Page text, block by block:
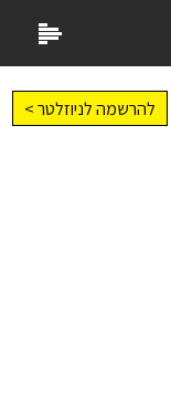
להרשמה לניוזלטר >